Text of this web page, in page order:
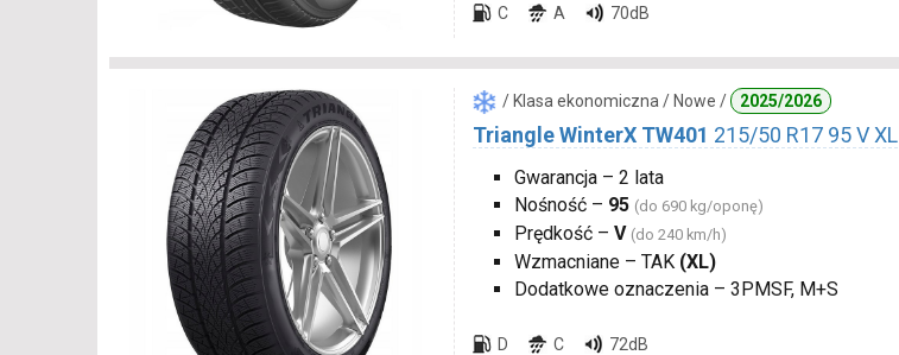
C A 70dB
/ Klasa ekonomiczna / Nowe / 2025/2026
Triangle WinterX TW401 215/50 R17 95 V XL
Gwarancja – 2 lata
Nośność – 95 (do 690 kg/oponę)
Prędkość – V (do 240 km/h)
Wzmacniane – TAK (XL)
Dodatkowe oznaczenia – 3PMSF, M+S
D C 72dB